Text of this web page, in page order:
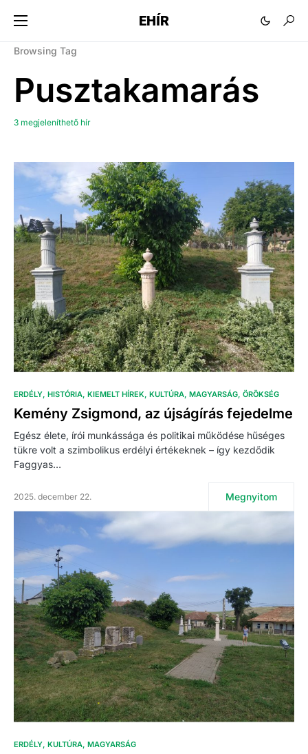
EHÍR
Browsing Tag
Pusztakamarás
3 megjeleníthető hír
ERDÉLY HISTÓRIA KIEMELT HÍREK KULTÚRA MAGYARSÁG ÖRÖKSÉG
Kemény Zsigmond, az újságírás fejedelme
Egész élete, írói munkássága és politikai működése hűséges
tükre volt a szimbolikus erdélyi értékeknek – így kezdődik
Faggyas…
2025. december 22. Megnyitom
ERDÉLY KULTÚRA MAGYARSÁG